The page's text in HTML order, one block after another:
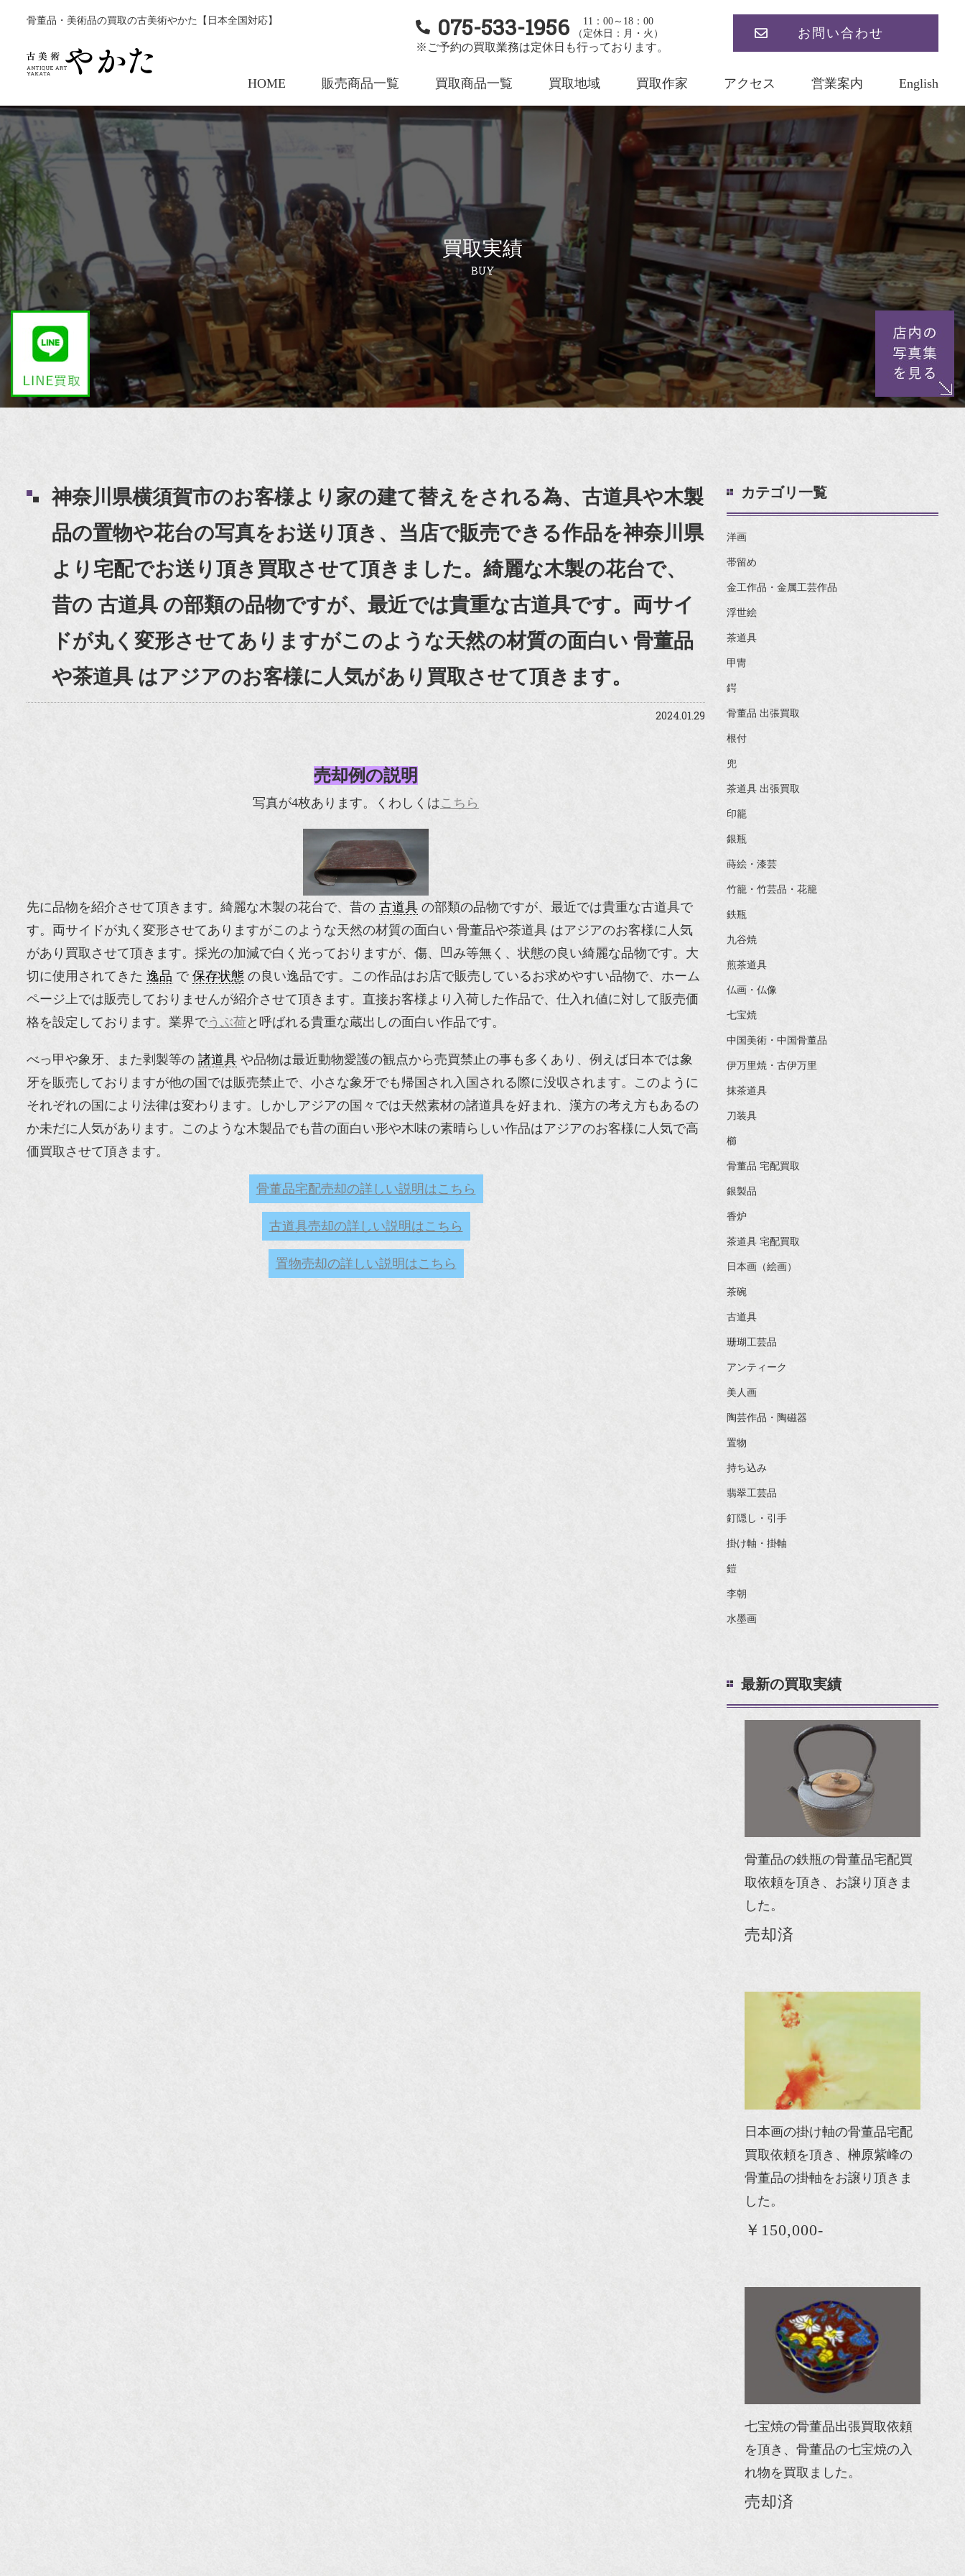
骨董品・美術品の買取の古美術やかた【日本全国対応】 075-533-1956
11：00～18：00
（定休日：月・火）
※ご予約の買取業務は定休日も行っております。
お問い合わせ
HOME 販売商品一覧 買取商品一覧 買取地域 買取作家 アクセス 営業案内 English
買取実績
BUY
神奈川県横須賀市のお客様より家の建て替えをされる為、古道具や木製
品の置物や花台の写真をお送り頂き、当店で販売できる作品を神奈川県
より宅配でお送り頂き買取させて頂きました。綺麗な木製の花台で、
昔の 古道具 の部類の品物ですが、最近では貴重な古道具です。両サイ
ドが丸く変形させてありますがこのような天然の材質の面白い 骨董品
や茶道具 はアジアのお客様に人気があり買取させて頂きます。
2024.01.29
売却例の説明
写真が4枚あります。くわしくはこちら
先に品物を紹介させて頂きます。綺麗な木製の花台で、昔の 古道具 の部類の品物ですが、最近では貴重な古道具で
す。両サイドが丸く変形させてありますがこのような天然の材質の面白い 骨董品や茶道具 はアジアのお客様に人気
があり買取させて頂きます。採光の加減で白く光っておりますが、傷、凹み等無く、状態の良い綺麗な品物です。大
切に使用されてきた 逸品 で 保存状態 の良い逸品です。この作品はお店で販売しているお求めやすい品物で、ホーム
ページ上では販売しておりませんが紹介させて頂きます。直接お客様より入荷した作品で、仕入れ値に対して販売価
格を設定しております。業界でうぶ荷と呼ばれる貴重な蔵出しの面白い作品です。
べっ甲や象牙、また剥製等の 諸道具 や品物は最近動物愛護の観点から売買禁止の事も多くあり、例えば日本では象
牙を販売しておりますが他の国では販売禁止で、小さな象牙でも帰国され入国される際に没収されます。このように
それぞれの国により法律は変わります。しかしアジアの国々では天然素材の諸道具を好まれ、漢方の考え方もあるの
か未だに人気があります。このような木製品でも昔の面白い形や木味の素晴らしい作品はアジアのお客様に人気で高
価買取させて頂きます。
骨董品宅配売却の詳しい説明はこちら
古道具売却の詳しい説明はこちら
置物売却の詳しい説明はこちら
カテゴリ一覧
洋画
帯留め
金工作品・金属工芸作品
浮世絵
茶道具
甲冑
鍔
骨董品 出張買取
根付
兜
茶道具 出張買取
印籠
銀瓶
蒔絵・漆芸
竹籠・竹芸品・花籠
鉄瓶
九谷焼
煎茶道具
仏画・仏像
七宝焼
中国美術・中国骨董品
伊万里焼・古伊万里
抹茶道具
刀装具
櫛
骨董品 宅配買取
銀製品
香炉
茶道具 宅配買取
日本画（絵画）
茶碗
古道具
珊瑚工芸品
アンティーク
美人画
陶芸作品・陶磁器
置物
持ち込み
翡翠工芸品
釘隠し・引手
掛け軸・掛軸
鎧
李朝
水墨画
最新の買取実績
骨董品の鉄瓶の骨董品宅配買
取依頼を頂き、お譲り頂きま
した。
売却済
日本画の掛け軸の骨董品宅配
買取依頼を頂き、榊原紫峰の
骨董品の掛軸をお譲り頂きま
した。
￥150,000-
七宝焼の骨董品出張買取依頼
を頂き、骨董品の七宝焼の入
れ物を買取ました。
売却済